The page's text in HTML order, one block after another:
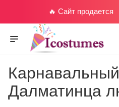
🔥 Сайт продается
Далматинца